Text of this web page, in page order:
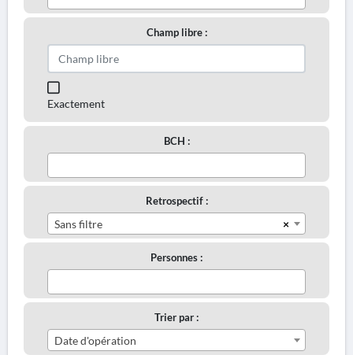
Champ libre :
Exactement
BCH :
Retrospectif :
×
Sans filtre
Personnes :
Trier par :
Date d'opération